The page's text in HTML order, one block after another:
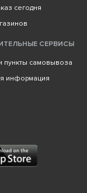
сегодня
СЕРВИСЫ
пункты самовывоза
информация